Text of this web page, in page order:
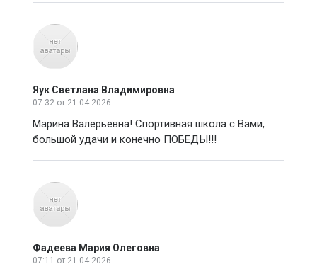
Яук Светлана Владимировна
07:32 от 21.04.2026
Марина Валерьевна! Спортивная школа с Вами,
большой удачи и конечно ПОБЕДЫ!!!
Фадеева Мария Олеговна
07:11 от 21.04.2026